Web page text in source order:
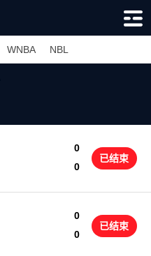
WNBA NBL
0
0
已结束
0
0
已结束